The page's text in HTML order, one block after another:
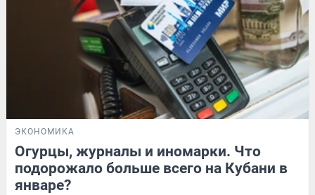
ЭКОНОМИКА
Огурцы, журналы и иномарки. Что
подорожало больше всего на Кубани в
январе?